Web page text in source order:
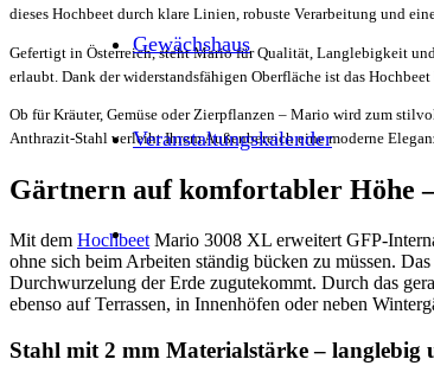
Gewächshaus
Veranstaltungskalender
dieses Hochbeet durch klare Linien, robuste Verarbeitung und
Gefertigt in Österreich, steht Mario für Qualität, Langlebigkeit
erlaubt. Dank der widerstandsfähigen Oberfläche ist das
Ob für Kräuter, Gemüse oder Zierpflanzen – Mario wird zum
Anthrazit-Stahl verleiht Ihrem Außenbereich eine moderne
Gärtnern auf komfortabler Höhe
Mit dem Hochbeet Mario 3008 XL erweitert GFP-
ohne sich beim Arbeiten ständig bücken zu müssen.
Durchwurzelung der Erde zugutekommt. Durch das
ebenso auf Terrassen, in Innenhöfen oder neben
Stahl mit 2 mm Materialstärke – langlebig